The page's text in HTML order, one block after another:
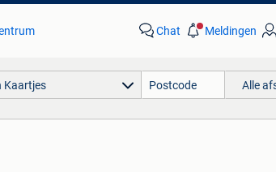
Chat Meldingen
Kaartjes Alle